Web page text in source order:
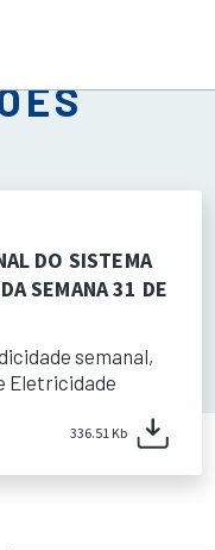
DO SISTEMA
SEMANA 31 DE
semanal,
Eletricidade
336.51 Kb